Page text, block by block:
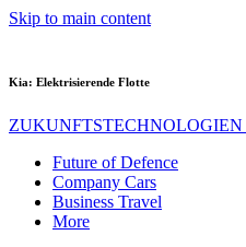
Skip to main content
Kia: Elektrisierende Flotte
ZUKUNFTSTECHNOLOGIEN
Future of Defence
Company Cars
Business Travel
More